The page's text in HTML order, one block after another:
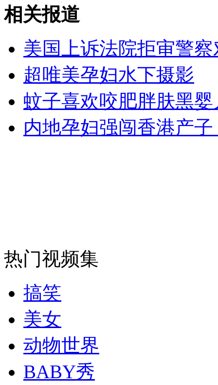
香港老妇刮鱼鳞感染食肉菌身亡
山西运城恶犬咬伤多人 警民合力深夜将其击毙
女孩北京地铁殴打老人 痛下狠手拳打脚踢
无痛分娩是否安全 医生回应
走！跟着总书记去植树
消防员救轻生者 花炮节热闹非凡
相关报道
美国上诉法院拒审警
超唯美孕妇水下摄影
蚊子喜欢咬肥胖肤黑
内地孕妇强闯香港产
热门视频集
搞笑
美女
动物世界
BABY秀